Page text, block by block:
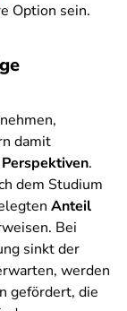
Option sein.
damit
.
dem Studium
Anteil
Bei
sinkt der
werden
gefördert, die